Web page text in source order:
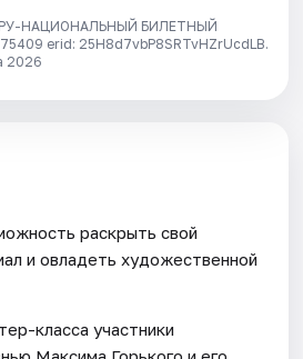
НАЦИОНАЛЬНЫЙ БИЛЕТНЫЙ
erid: 25H8d7vbP8SRTvHZrUcdLB.
2026
раскрыть свой
и овладеть художественной
класса участники